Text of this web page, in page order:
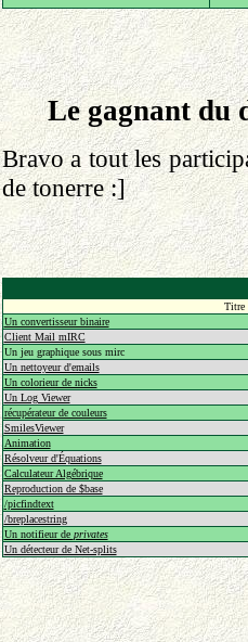
Le gagnant du
Bravo a tout les
de tonerre :]
Titre
Un convertisseur binaire
Client Mail mIRC
Un jeu graphique sous mirc
Un nettoyeur d'emails
Un colorieur de nicks
Un Log Viewer
récupérateur de couleurs
SmilesViewer
Animation
Résolveur d'Équations
Calculateur Algébrique
Reproduction de $base
/picfindtext
/breplacestring
Un notifieur de privates
Un détecteur de Net-splits